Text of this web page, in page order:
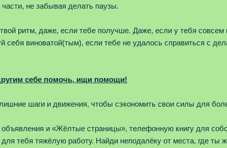
части, не забывая делать паузы.
ритм, даже, если тебе получше. Даже, если у тебя
себя виноватой(тым), если тебе не удалось справиться с
себе помочь, ищи помощи!
шаги и движения, чтобы сэкономить свои силы для
и «Жёлтые страницы», телефонную книгу для
тебя тяжёлую работу. Найди неподалёку от места, где